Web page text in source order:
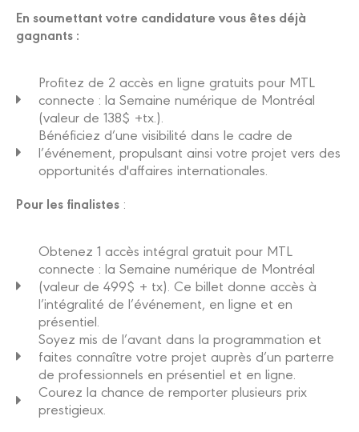
En soumettant votre candidature vous êtes déjà
gagnants :
Profitez de 2 accès en ligne gratuits pour MTL
connecte : la Semaine numérique de Montréal
(valeur de 138$ +tx.).
Bénéficiez d’une visibilité dans le cadre de
l’événement, propulsant ainsi votre projet vers des
opportunités d'affaires internationales.
Pour les finalistes :
Obtenez 1 accès intégral gratuit pour MTL
connecte : la Semaine numérique de Montréal
(valeur de 499$ + tx). Ce billet donne accès à
l’intégralité de l’événement, en ligne et en
présentiel.
Soyez mis de l’avant dans la programmation et
faites connaître votre projet auprès d’un parterre
de professionnels en présentiel et en ligne.
Courez la chance de remporter plusieurs prix
prestigieux.